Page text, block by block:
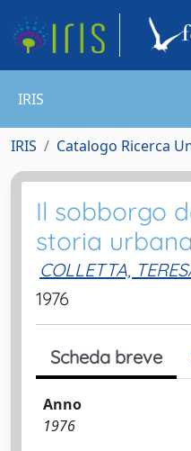
IRIS
IRIS Catalogo Ricerca
Il sobborgo
storia urbana
COLLETTA,
1976
Scheda breve
Anno
1976